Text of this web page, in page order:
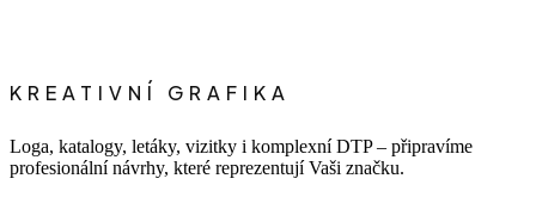
KREATIVNÍ GRAFIKA
Loga, katalogy, letáky, vizitky i komplexní DTP – připravíme
profesionální návrhy, které reprezentují Vaši značku.